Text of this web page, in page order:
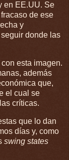
en EE.UU. Se
de ese
y
donde las
esta imagen.
además
que,
el cual se
críticas.
que lo dan
días y, como
swing states